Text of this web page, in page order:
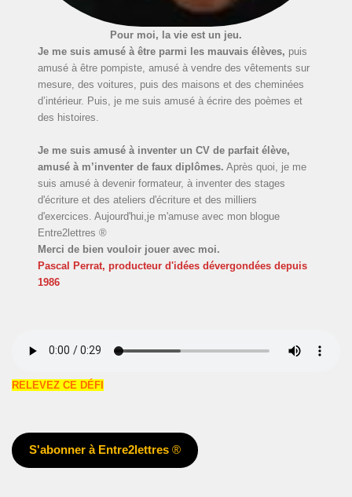
Pour moi, la vie est un jeu.
Je me suis amusé à être parmi les mauvais élèves, puis
amusé à être pompiste, amusé à vendre des vêtements sur
mesure, des voitures, puis des maisons et des cheminées
d’intérieur. Puis, je me suis amusé à écrire des poèmes et
des histoires.
Je me suis amusé à inventer un CV de parfait élève,
amusé à m’inventer de faux diplômes. Après quoi, je me
suis amusé à devenir formateur, à inventer des stages
d'écriture et des ateliers d'écriture et des milliers
d'exercices. Aujourd'hui,je m'amuse avec mon blogue
Entre2lettres ®
Merci de bien vouloir jouer avec moi.
Pascal Perrat, producteur d'idées dévergondées depuis
1986
RELEVEZ CE DÉFI
S'abonner à Entre2lettres®